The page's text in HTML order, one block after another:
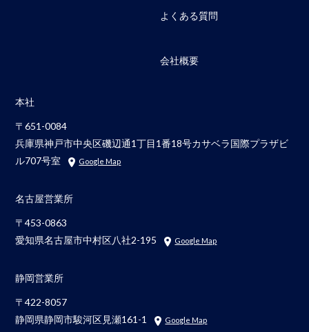
よくある質問
会社概要
本社
〒651-0084
兵庫県神戸市中央区磯辺通1丁目1番18号カサベラ国際プラザビ
ル707号室
Google Map
名古屋営業所
〒453-0863
愛知県名古屋市中村区八社2-195
Google Map
静岡営業所
〒422-8057
静岡県静岡市駿河区見瀬161-1
Google Map